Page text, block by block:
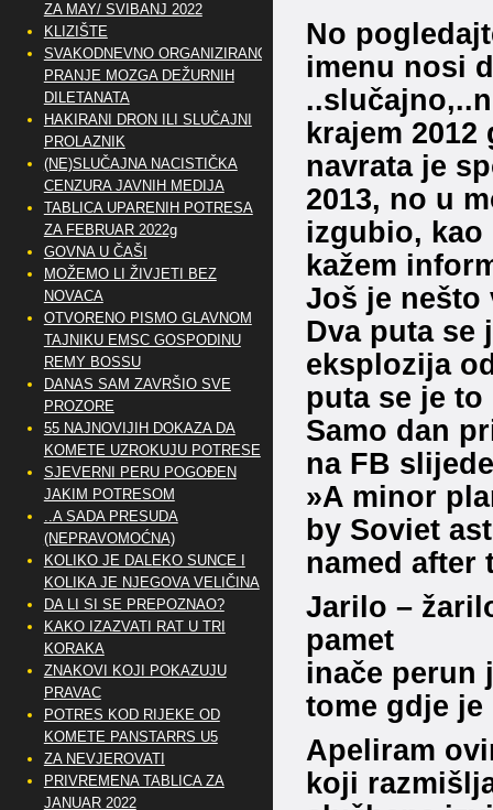
No
imenu nosi
krajem
navrata je
2013, no u
izgubio, kao
kažem
Još je
Dva puta se
eksplozija
puta se je
Samo dan
na FB
»A minor
by Soviet
named after
Jarilo –
pamet
inače perun
tome gdje
Apeliram
koji
ZA MAY/ SVIBANJ 2022
KLIZIŠTE
SVAKODNEVNO ORGANIZIRANO
PRANJE MOZGA DEŽURNIH
DILETANATA
HAKIRANI DRON ILI SLUČAJNI
PROLAZNIK
(NE)SLUČAJNA NACISTIČKA
CENZURA JAVNIH MEDIJA
TABLICA UPARENIH POTRESA
ZA FEBRUAR 2022g
GOVNA U ČAŠI
MOŽEMO LI ŽIVJETI BEZ
NOVACA
OTVORENO PISMO GLAVNOM
TAJNIKU EMSC GOSPODINU
REMY BOSSU
DANAS SAM ZAVRŠIO SVE
PROZORE
55 NAJNOVIJIH DOKAZA DA
KOMETE UZROKUJU POTRESE
SJEVERNI PERU POGOĐEN
JAKIM POTRESOM
..A SADA PRESUDA
(NEPRAVOMOĆNA)
KOLIKO JE DALEKO SUNCE I
KOLIKA JE NJEGOVA VELIČINA
DA LI SI SE PREPOZNAO?
KAKO IZAZVATI RAT U TRI
KORAKA
ZNAKOVI KOJI POKAZUJU
PRAVAC
POTRES KOD RIJEKE OD
KOMETE PANSTARRS U5
ZA NEVJEROVATI
PRIVREMENA TABLICA ZA
JANUAR 2022